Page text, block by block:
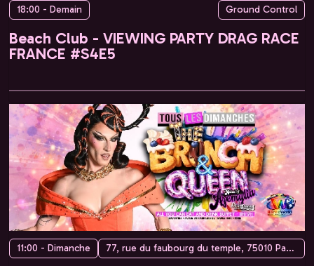
18:00 - Demain Ground Control
Beach Club - VIEWING PARTY DRAG RACE
FRANCE #S4E5
11:00 - Dimanche 77, rue du faubourg du temple, 75010 Paris, France